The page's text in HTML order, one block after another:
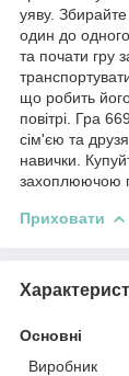
уяву. Збирайте
один до
та почати гру
що робить
повітрі. Гра
сім'єю та
навички.
захоплюючою
Приховати
Основні
Виробник